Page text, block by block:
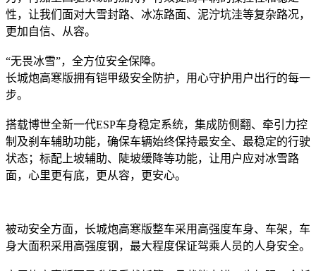
性，让我们面对大雪封路、冰冻路面、泥泞坑洼等复杂路况，
更加自信、从容。
“无畏冰雪”，全方位安全保障。
长城炮高寒版拥有铠甲级安全防护，用心守护用户出行的每一
步。
搭载博世全新一代ESP车身稳定系统，集成防侧翻、牵引力控
制及刹车辅助功能，确保车辆始终保持最安全、最稳定的行驶
状态；标配上坡辅助、陡坡缓降等功能，让用户应对冰雪路
面，心里更有底，更从容，更安心。
被动安全方面，长城炮高寒版整车采用高强度车身、车架，车
身大面积采用高强度钢，最大程度保证驾乘人员的人身安全。